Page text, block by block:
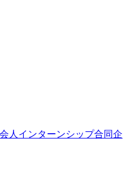
人インターンシップ合同企